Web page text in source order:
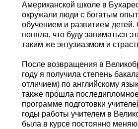
Американской школе в
окружали люди с богатым
обучением и развитием детей.
поняла, что буду заниматься
таким же энтузиазмом и
После возвращения в
году я получила степень
отличием) по английскому
также прошла
программе подготовки
годы работы учителем в
была в курсе постоянно